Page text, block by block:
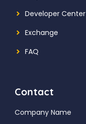
Developer Center
Exchange
FAQ
Contact
Company Name